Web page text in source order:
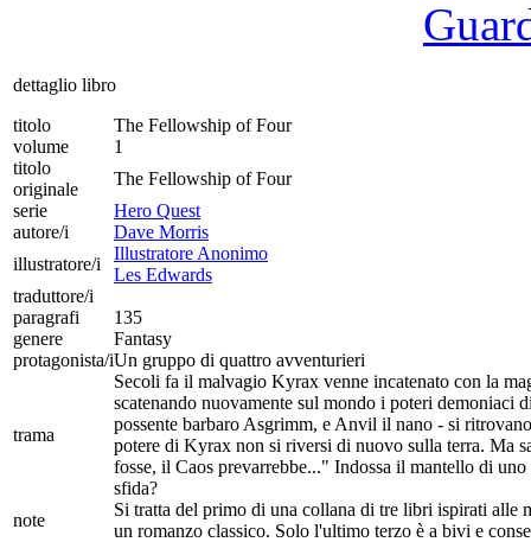
dettaglio libro
titolo
The Fellowship of Four
volume
1
titolo
originale
The Fellowship of Four
serie
Hero Quest
autore/i
Dave Morris
illustratore/i
Illustratore Anonimo
Les Edwards
traduttore/i
paragrafi
135
genere
Fantasy
protagonista/iUn gruppo di quattro avventurieri
trama
Secoli fa il malvagio Kyrax venne incatenato con la
scatenando nuovamente sul mondo i poteri
possente barbaro Asgrimm, e Anvil il nano - si
potere di Kyrax non si riversi di nuovo sulla terra. Ma
fosse, il Caos prevarrebbe..." Indossa il mantello di
sfida?
note
Si tratta del primo di una collana di tre libri ispirati alle
un romanzo classico. Solo l'ultimo terzo è a bivi e